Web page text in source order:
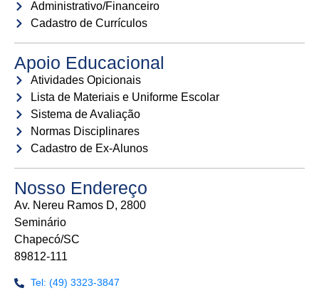
Administrativo/Financeiro
Cadastro de Currículos
Apoio Educacional
Atividades Opicionais
Lista de Materiais e Uniforme Escolar
Sistema de Avaliação
Normas Disciplinares
Cadastro de Ex-Alunos
Nosso Endereço
Av. Nereu Ramos D, 2800
Seminário
Chapecó/SC
89812-111
Tel: (49) 3323-3847